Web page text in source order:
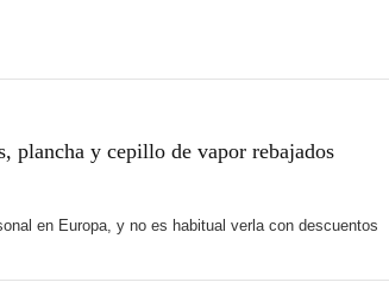
plancha y cepillo de vapor rebajados
en Europa, y no es habitual verla con descuentos